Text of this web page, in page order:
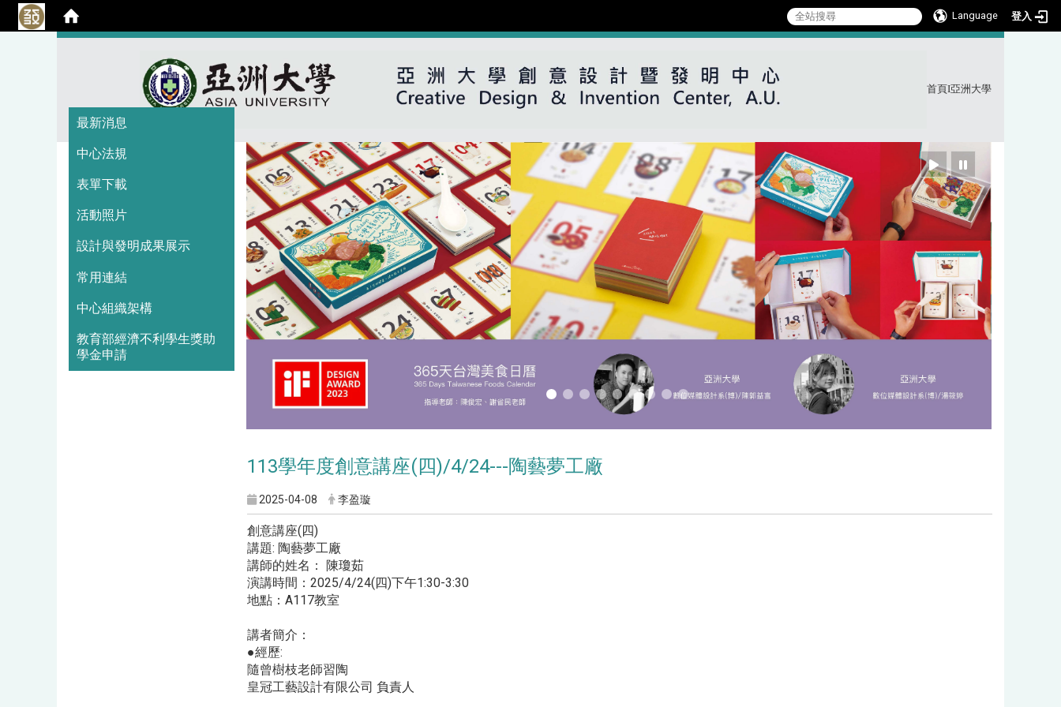
Language 登入
首頁I亞洲大學
最新消息
中心法規
表單下載
活動照片
設計與發明成果展示
常用連結
中心組織架構
教育部經濟不利學生獎助
學金申請
113學年度創意講座(四)/4/24---陶藝夢工廠
2025-04-08 李盈璇
創意講座(四)
講題: 陶藝夢工廠
講師的姓名： 陳瓊茹
演講時間：2025/4/24(四)下午1:30-3:30
地點：A117教室
講者簡介：
●經歷:
隨曾樹枝老師習陶
皇冠工藝設計有限公司 負責人